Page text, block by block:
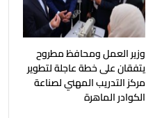
وزير العمل ومحافظ مطروح
يتفقان على خطة عاجلة لتطوير
مركز التدريب المهني لصناعة
الكوادر الماهرة